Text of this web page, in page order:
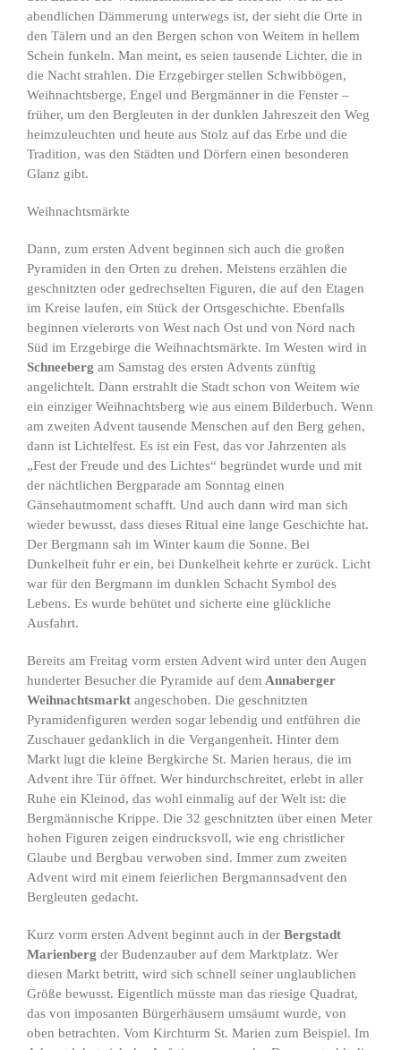
abendlichen Dämmerung unterwegs ist, der sieht die Orte in
den Tälern und an den Bergen schon von Weitem in hellem
Schein funkeln. Man meint, es seien tausende Lichter, die in
die Nacht strahlen. Die Erzgebirger stellen Schwibbögen,
Weihnachtsberge, Engel und Bergmänner in die Fenster –
früher, um den Bergleuten in der dunklen Jahreszeit den Weg
heimzuleuchten und heute aus Stolz auf das Erbe und die
Tradition, was den Städten und Dörfern einen besonderen
Glanz gibt.
Weihnachtsmärkte
Dann, zum ersten Advent beginnen sich auch die großen
Pyramiden in den Orten zu drehen. Meistens erzählen die
geschnitzten oder gedrechselten Figuren, die auf den Etagen
im Kreise laufen, ein Stück der Ortsgeschichte. Ebenfalls
beginnen vielerorts von West nach Ost und von Nord nach
Süd im Erzgebirge die Weihnachtsmärkte. Im Westen wird in
Schneeberg am Samstag des ersten Advents zünftig
angelichtelt. Dann erstrahlt die Stadt schon von Weitem wie
ein einziger Weihnachtsberg wie aus einem Bilderbuch. Wenn
am zweiten Advent tausende Menschen auf den Berg gehen,
dann ist Lichtelfest. Es ist ein Fest, das vor Jahrzenten als
„Fest der Freude und des Lichtes“ begründet wurde und mit
der nächtlichen Bergparade am Sonntag einen
Gänsehautmoment schafft. Und auch dann wird man sich
wieder bewusst, dass dieses Ritual eine lange Geschichte hat.
Der Bergmann sah im Winter kaum die Sonne. Bei
Dunkelheit fuhr er ein, bei Dunkelheit kehrte er zurück. Licht
war für den Bergmann im dunklen Schacht Symbol des
Lebens. Es wurde behütet und sicherte eine glückliche
Ausfahrt.
Bereits am Freitag vorm ersten Advent wird unter den Augen
hunderter Besucher die Pyramide auf dem Annaberger
Weihnachtsmarkt angeschoben. Die geschnitzten
Pyramidenfiguren werden sogar lebendig und entführen die
Zuschauer gedanklich in die Vergangenheit. Hinter dem
Markt lugt die kleine Bergkirche St. Marien heraus, die im
Advent ihre Tür öffnet. Wer hindurchschreitet, erlebt in aller
Ruhe ein Kleinod, das wohl einmalig auf der Welt ist: die
Bergmännische Krippe. Die 32 geschnitzten über einen Meter
hohen Figuren zeigen eindrucksvoll, wie eng christlicher
Glaube und Bergbau verwoben sind. Immer zum zweiten
Advent wird mit einem feierlichen Bergmannsadvent den
Bergleuten gedacht.
Kurz vorm ersten Advent beginnt auch in der Bergstadt
Marienberg der Budenzauber auf dem Marktplatz. Wer
diesen Markt betritt, wird sich schnell seiner unglaublichen
Größe bewusst. Eigentlich müsste man das riesige Quadrat,
das von imposanten Bürgerhäusern umsäumt wurde, von
oben betrachten. Vom Kirchturm St. Marien zum Beispiel. Im